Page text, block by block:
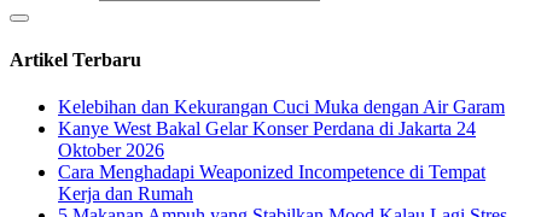
Artikel Terbaru
Kelebihan dan Kekurangan Cuci Muka dengan Air Garam
Kanye West Bakal Gelar Konser Perdana di Jakarta 24
Oktober 2026
Cara Menghadapi Weaponized Incompetence di Tempat
Kerja dan Rumah